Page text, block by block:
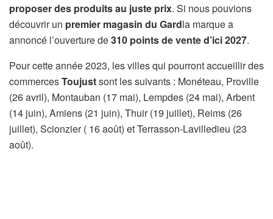
proposer des produits au juste prix. Si nous pouvions
découvrir un premier magasin du Gardla marque a
annoncé l’ouverture de310 points de vente d’ici 2027.
Pour cette année 2023, les villes qui pourront accueillir des
commercesToujustsont les suivants : Monéteau, Proville
(26 avril), Montauban (17 mai), Lempdes (24 mai), Arbent
(14 juin), Amiens (21 juin), Thuir (19 juillet), Reims (26
juillet), Scionzier ( 16 août) et Terrasson-Lavilledieu (23
août).